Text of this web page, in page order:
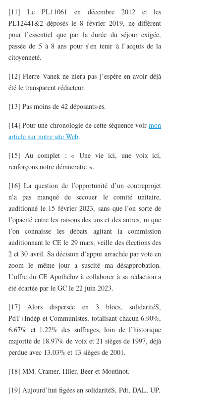
[11] Le PL11061 en décembre 2012 et les
PL12441&2 déposés le 8 février 2019, ne diffèrent
pour l’essentiel que par la durée du séjour exigée,
passée de 5 à 8 ans pour s’en tenir à l’acquis de la
citoyenneté.
[12] Pierre Vanek ne niera pas j’espère en avoir déjà
été le transparent rédacteur.
[13] Pas moins de 42 déposants·es.
[14] Pour une chronologie de cette séquence voirmon
article sur notre site Web.
[15] Au complet : « Une vie ici, une voix ici,
renforçons notre démocratie ».
[16] La question de l’opportunité d’un contreprojet
n’a pas manqué de secouer le comité unitaire,
auditionné le 15 février 2023, sans que l’on sorte de
l’opacité entre les raisons des uns et des autres, ni que
l’on connaisse les débats agitant la commission
auditionnant le CE le 29 mars, veille des élections des
2 et 30 avril. Sa décision d’appui arrachée par vote en
zoom le même jour a suscité ma désapprobation.
L’offre du CE Apothéloz à collaborer à sa rédaction a
été écartée par le GC le 22 juin 2023.
[17] Alors dispersée en 3 blocs, solidaritéS,
PdT+Indép et Communistes, totalisant chacun 6.90%,
6.67% et 1.22% des suffrages, loin de l’historique
majorité de 18.97% de voix et 21 sièges de 1997, déjà
perdue avec 13.03% et 13 sièges de 2001.
[18] MM. Cramer, Hiler, Beer et Moutinot.
[19] Aujourd’hui figées en solidaritéS, Pdt, DAL, UP.